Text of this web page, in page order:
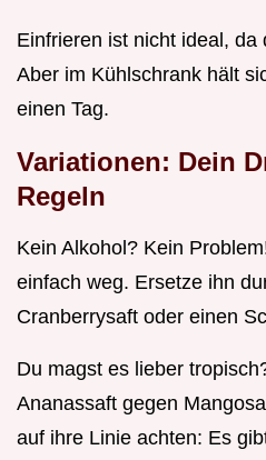
Einfrieren ist nicht ideal, da
Aber im Kühlschrank hält
einen Tag.
Variationen: Dein
Regeln
Kein Alkohol? Kein
einfach weg. Ersetze ihn
Cranberrysaft oder einen
Du magst es lieber
Ananassaft gegen
auf ihre Linie achten: Es